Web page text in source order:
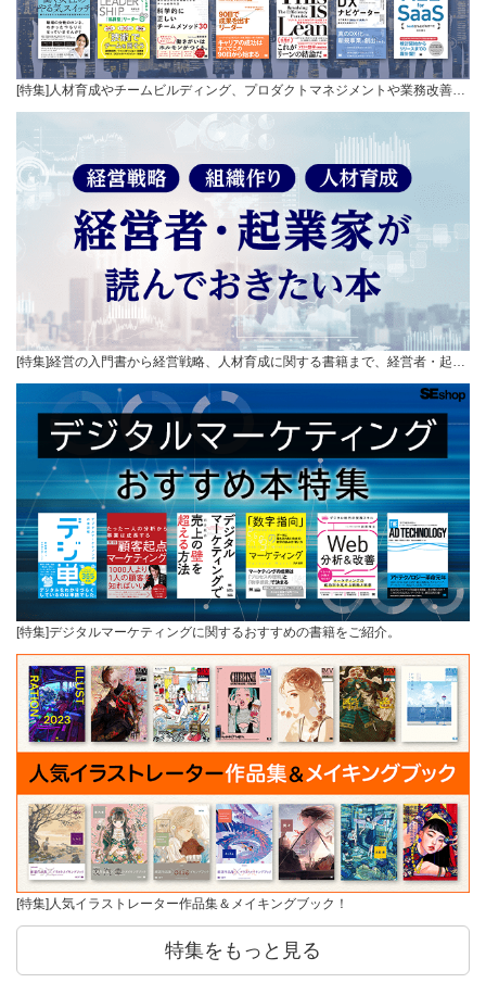
[特集]人材育成やチームビルディング、プロダクトマネジメントや業務改善…
[特集]経営の入門書から経営戦略、人材育成に関する書籍まで、経営者・起…
[特集]デジタルマーケティングに関するおすすめの書籍をご紹介。
[特集]人気イラストレーター作品集＆メイキングブック！
特集をもっと見る